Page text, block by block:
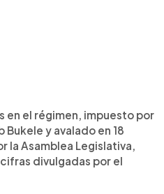
en el régimen, impuesto por
y avalado en 18
la Asamblea Legislativa,
divulgadas por el